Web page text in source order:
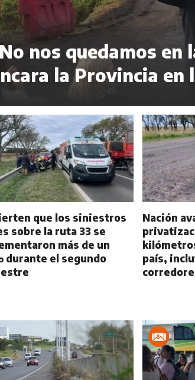
nos quedamos en
la Provincia en
que los siniestros
sobre la ruta 33 se
más de un
durante el segundo
Nación
país,